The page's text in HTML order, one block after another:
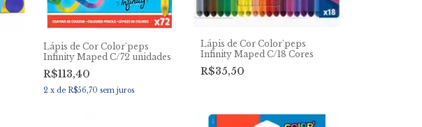
Lápis de Cor Color`peps
Infinity Maped C/72 unidades
R$113,40
2 x de R$56,70 sem juros
Lápis de Cor Color`peps
Infinity Maped C/18 Cores
R$35,50